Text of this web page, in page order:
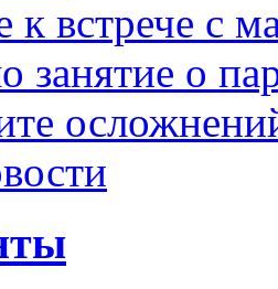
к встрече с
занятие о